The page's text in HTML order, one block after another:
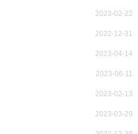
2023-02-22
2022-12-31
2023-04-14
2023-06-11
2023-02-13
2023-03-29